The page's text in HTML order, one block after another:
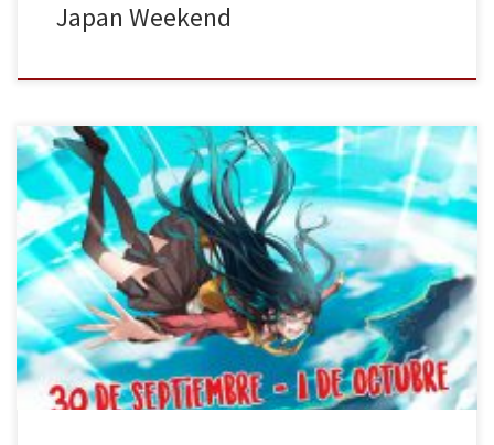
Japan Weekend
Los días 30 de septiembre y 1 de octubre de 2017 tendrá lugar
una nueva edición de la Japan Weekend de Madrid. Como ha
venido siendo habitual en los últimos años, esta feria dedicada al
manga, anime, videojuegos y al mundo otaku en general va a
estar situada en los […]